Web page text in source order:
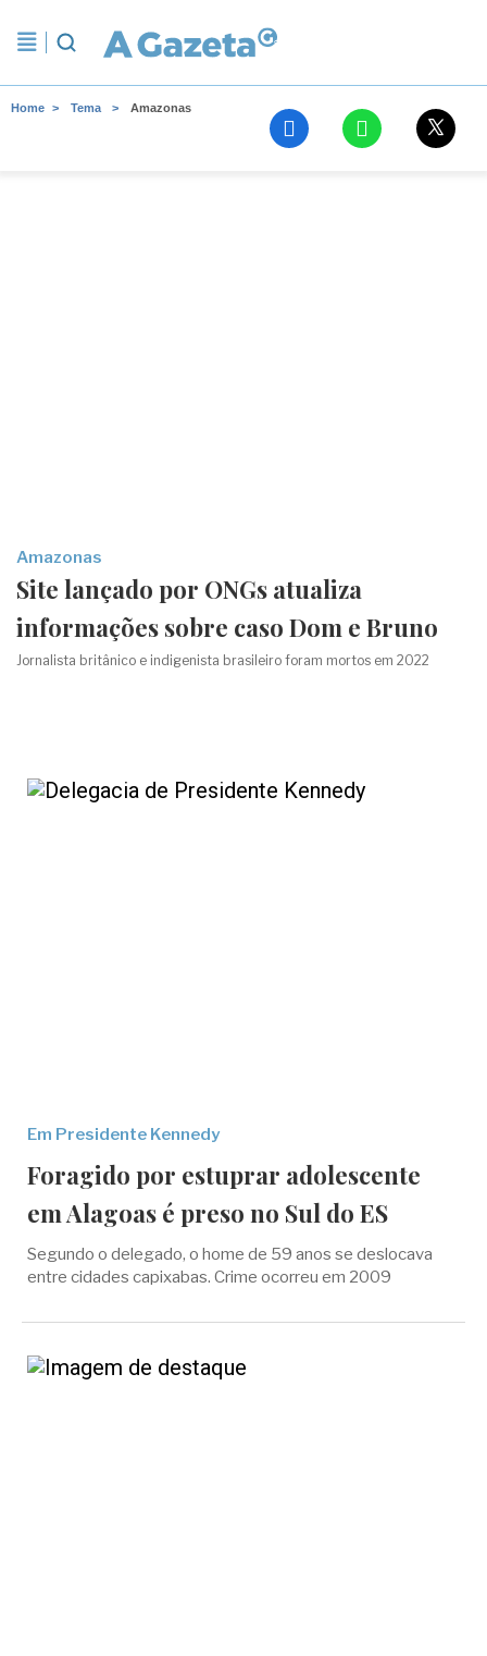
Home Tema Amazonas
Amazonas
Site lançado por ONGs atualiza
informações sobre caso Dom e Bruno
Jornalista britânico e indigenista brasileiro foram mortos em 2022
Em Presidente Kennedy
Foragido por estuprar adolescente
em Alagoas é preso no Sul do ES
Segundo o delegado, o home de 59 anos se deslocava
entre cidades capixabas. Crime ocorreu em 2009